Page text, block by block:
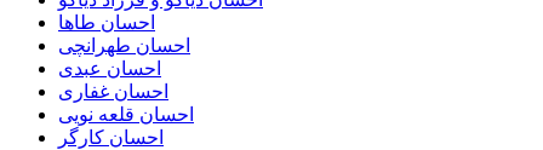
احسان طاها
احسان طهرانچی
احسان عبدی
احسان غفاری
احسان قلعه نویی
احسان کارگر